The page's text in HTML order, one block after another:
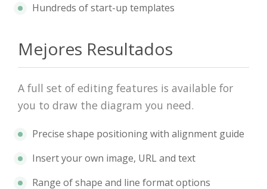
Hundreds of start-up templates
Mejores Resultados
A full set of editing features is available for
you to draw the diagram you need.
Precise shape positioning with alignment guide
Insert your own image, URL and text
Range of shape and line format options